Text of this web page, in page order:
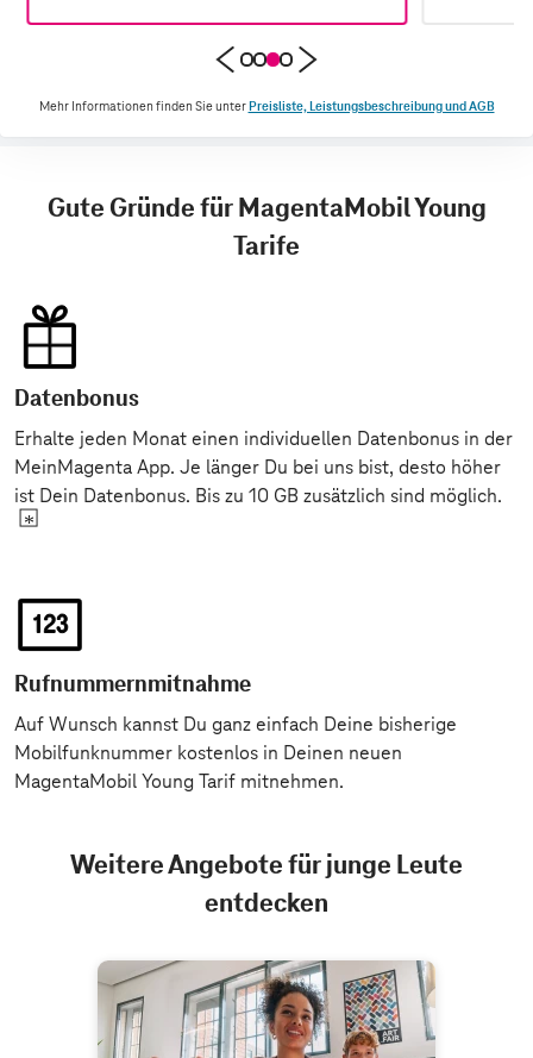
Mehr Informationen finden Sie unterPreisliste, Leistungsbeschreibung und AGB